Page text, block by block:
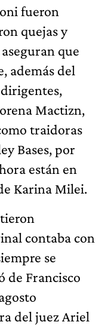
fueron
quejas y
que
además del
Mactizn,
traidoras
Bases, por
están en
Karina Milei.
contaba con
se
de Francisco
del juez Ariel